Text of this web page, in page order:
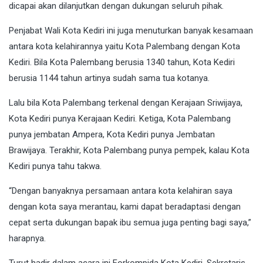
dicapai akan dilanjutkan dengan dukungan seluruh pihak.
Penjabat Wali Kota Kediri ini juga menuturkan banyak kesamaan
antara kota kelahirannya yaitu Kota Palembang dengan Kota
Kediri. Bila Kota Palembang berusia 1340 tahun, Kota Kediri
berusia 1144 tahun artinya sudah sama tua kotanya.
Lalu bila Kota Palembang terkenal dengan Kerajaan Sriwijaya,
Kota Kediri punya Kerajaan Kediri. Ketiga, Kota Palembang
punya jembatan Ampera, Kota Kediri punya Jembatan
Brawijaya. Terakhir, Kota Palembang punya pempek, kalau Kota
Kediri punya tahu takwa.
“Dengan banyaknya persamaan antara kota kelahiran saya
dengan kota saya merantau, kami dapat beradaptasi dengan
cepat serta dukungan bapak ibu semua juga penting bagi saya,”
harapnya.